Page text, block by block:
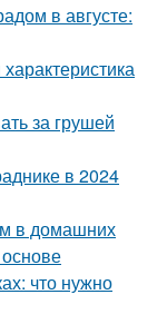
в августе:
за грушей
в 2024
в домашних
что нужно